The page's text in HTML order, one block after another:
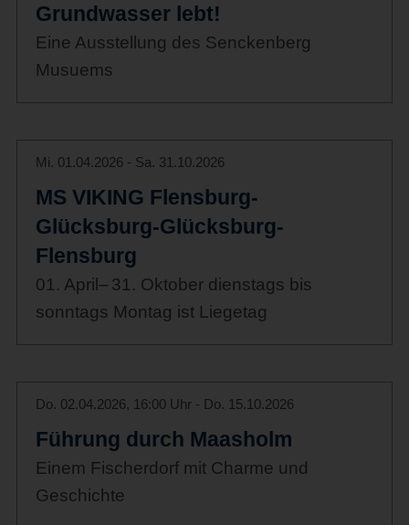
Grundwasser lebt!
Eine Ausstellung des Senckenberg
Musuems
Mi. 01.04.2026 - Sa. 31.10.2026
MS VIKING Flensburg-
Glücksburg-Glücksburg-
Flensburg
01. April– 31. Oktober dienstags bis
sonntags Montag ist Liegetag
Do. 02.04.2026, 16:00 Uhr - Do. 15.10.2026
Führung durch Maasholm
Einem Fischerdorf mit Charme und
Geschichte